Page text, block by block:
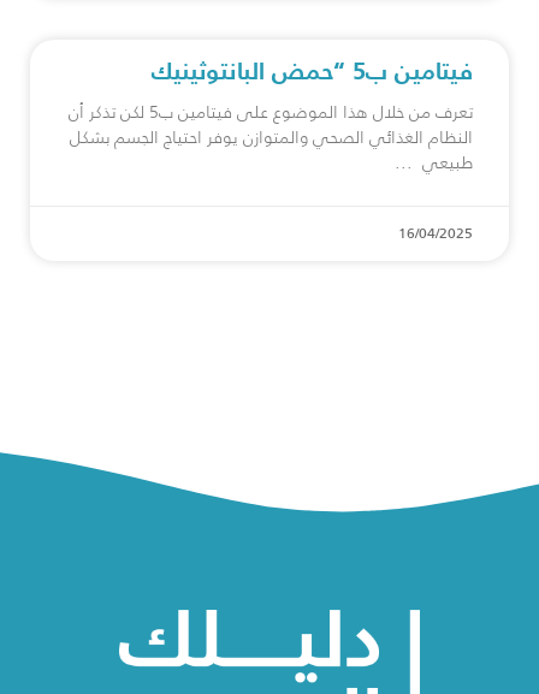
فيتامين ب5 “حمض البانتوثينيك
تعرف من خلال هذا الموضوع على فيتامين ب5 لكن تذكر أن
النظام الغذائي الصحي والمتوازن يوفر احتياج الجسم بشكل
طبيعي
16/04/2025